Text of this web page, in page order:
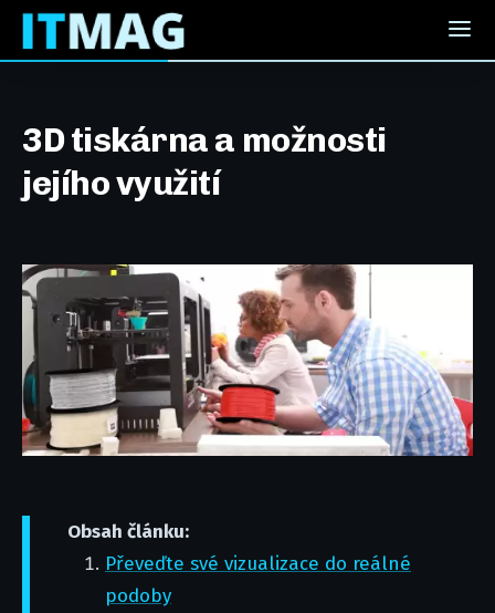
3D tiskárna a možnosti
jejího využití
Obsah článku:
Převeďte své vizualizace do reálné
podoby